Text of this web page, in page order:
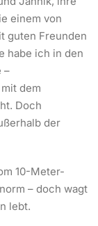
einem von
guten Freunden
habe ich in den
–
dem
Doch
der
10-Meter-
– doch wagt
lebt.